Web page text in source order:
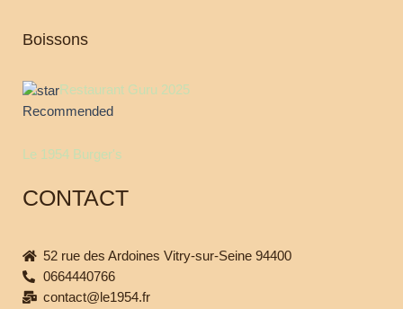
Boissons
Restaurant Guru 2025
Recommended
Le 1954 Burger's
CONTACT
52 rue des Ardoines Vitry-sur-Seine 94400
0664440766
contact@le1954.fr